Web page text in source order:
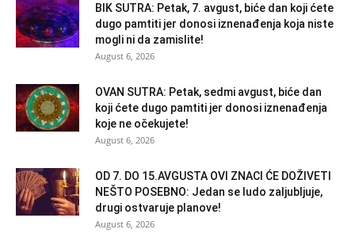
BIK SUTRA: Petak, 7. avgust, biće dan koji ćete
dugo pamtiti jer donosi iznenađenja koja niste
mogli ni da zamislite!
August 6, 2026
OVAN SUTRA: Petak, sedmi avgust, biće dan
koji ćete dugo pamtiti jer donosi iznenađenja
koje ne očekujete!
August 6, 2026
OD 7. DO 15.AVGUSTA OVI ZNACI ĆE DOŽIVETI
NEŠTO POSEBNO: Jedan se ludo zaljubljuje,
drugi ostvaruje planove!
August 6, 2026